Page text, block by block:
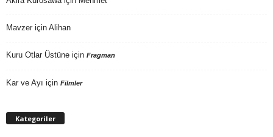
Mavzer için Alihan
Kuru Otlar Üstüne için Fragman
Kar ve Ayı için Filmler
Kategoriler